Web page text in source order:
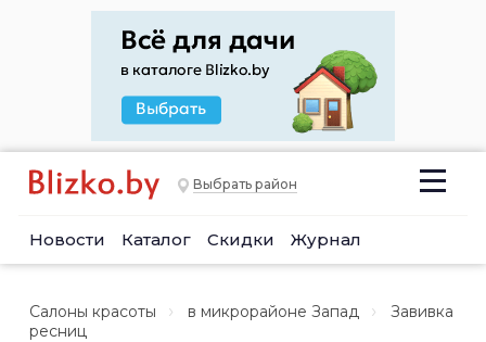
Выбрать район
Новости Каталог Скидки Журнал
Салоны красоты в микрорайоне Запад
Завивка
ресниц